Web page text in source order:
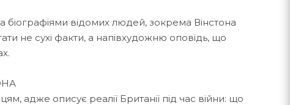
біографіями відомих людей, зокрема Вінстона
не сухі факти, а напівхудожню оповідь, що
адже описує реалії Британії під час війни: що